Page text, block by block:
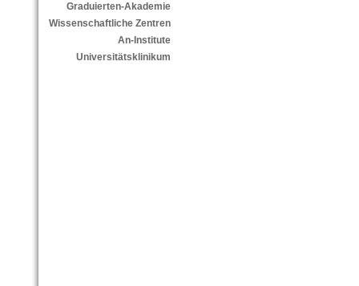
Graduierten-Akademie
Wissenschaftliche Zentren
An-Institute
Universitätsklinikum